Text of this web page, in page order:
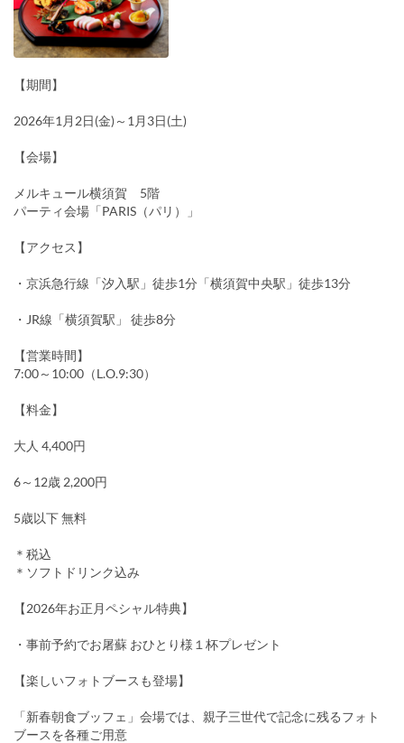
【期間】
2026年1月2日(金)～1月3日(土)
【会場】
メルキュール横須賀 5階
パーティ会場「PARIS（パリ）」
【アクセス】
・京浜急行線「汐入駅」徒歩1分「横須賀中央駅」徒歩13分
・JR線「横須賀駅」 徒歩8分
【営業時間】
7:00～10:00（L.O.9:30）
【料金】
大人 4,400円
6～12歳 2,200円
5歳以下 無料
＊税込
＊ソフトドリンク込み
【2026年お正月ペシャル特典】
・事前予約でお屠蘇 おひとり様１杯プレゼント
【楽しいフォトブースも登場】
「新春朝食ブッフェ」会場では、親子三世代で記念に残るフォト
ブースを各種ご用意